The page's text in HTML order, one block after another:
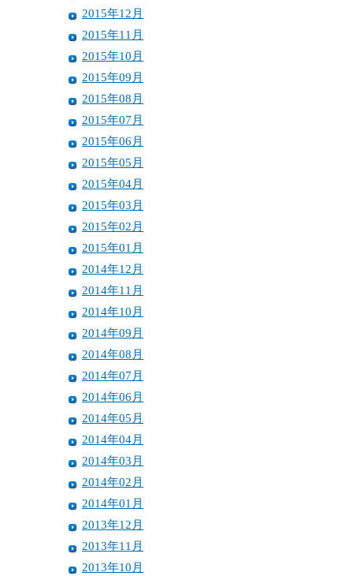
2015年12月
2015年11月
2015年10月
2015年09月
2015年08月
2015年07月
2015年06月
2015年05月
2015年04月
2015年03月
2015年02月
2015年01月
2014年12月
2014年11月
2014年10月
2014年09月
2014年08月
2014年07月
2014年06月
2014年05月
2014年04月
2014年03月
2014年02月
2014年01月
2013年12月
2013年11月
2013年10月